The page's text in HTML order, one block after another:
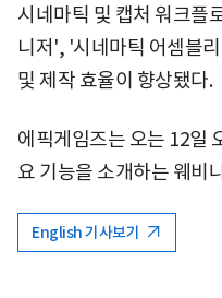
시네마틱 및 캡처 워크플
니저', '시네마틱 어셈블
및 제작 효율이 향상됐다.
에픽게임즈는 오는 12일
요 기능을 소개하는 웨비
English 기사보기